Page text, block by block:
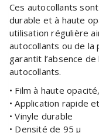
Ces autocollants
durable et à haute
utilisation régulière
autocollants ou de la
garantit l’absence
autocollants.
• Film à haute
• Application rapide
• Vinyle durable
• Densité de 95 µ